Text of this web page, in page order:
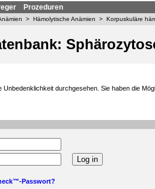
Prozeduren
> Hämolytische Anämien > Korpuskuläre
durchgesehen. Sie haben die
Passwort?